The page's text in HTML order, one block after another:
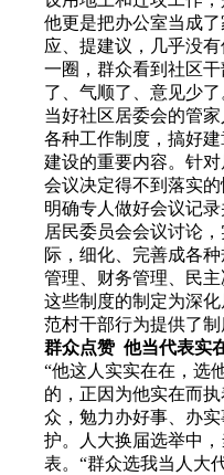
他更是把办公室当成
应、提建议，几乎没
一圈，群众看到社区
了、气顺了、意见少了
当好社区居委会的管
各种工作制度，搞好
建设的重要内容。针
会议决定得不到落实
明确专人做好会议记
居民委员会会议讨论
际，细化、完善成各
管理、财务管理、民
这些制度的制定为深
范村干部行为提供了制
群众点赞 他当代表实
“他这人实实在在，选
的，正因为他实在而
众，勉力办好事、办
护。人大换届选举中
表。“群众选我当人大